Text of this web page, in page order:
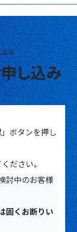
込み
し込み
ボタンを押し
ださい。
討中のお客様
固くお断りい